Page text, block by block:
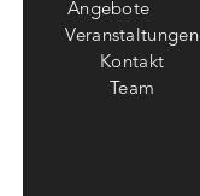
Angebote
Veranstaltungen
Kontakt
Team